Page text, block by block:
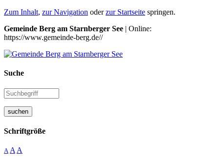
Zum Inhalt, zur Navigation oderzur Startseite springen.
Gemeinde Berg am Starnberger See | Online:
https://www.gemeinde-berg.de//
Suche
suchen
Schriftgröße
A A A